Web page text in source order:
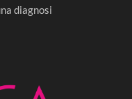
diagnosi